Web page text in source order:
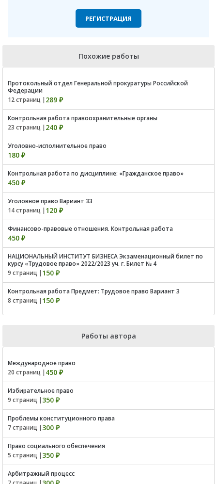
РЕГИСТРАЦИЯ
Похожие работы
Протокольный отдел Генеральной прокуратуры Российской
Федерации
12 страниц | 289 ₽
Контрольная работа правоохранительные органы
23 страниц | 240 ₽
Уголовно-исполнительное право
180 ₽
Контрольная работа по дисциплине: «Гражданское право»
450 ₽
Уголовное право Вариант 33
14 страниц | 120 ₽
Финансово-правовые отношения. Контрольная работа
450 ₽
НАЦИОНАЛЬНЫЙ ИНСТИТУТ БИЗНЕСА Экзаменационный билет по
курсу «Трудовое право» 2022/2023 уч. г. Билет № 4
9 страниц | 150 ₽
Контрольная работа Предмет: Трудовое право Вариант 3
8 страниц | 150 ₽
Работы автора
Международное право
20 страниц | 450 ₽
Избирательное право
9 страниц | 350 ₽
Проблемы конституционного права
7 страниц | 300 ₽
Право социального обеспечения
5 страниц | 350 ₽
Арбитражный процесс